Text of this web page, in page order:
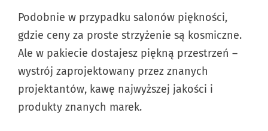
Podobnie w przypadku salonów piękności,
gdzie ceny za proste strzyżenie są kosmiczne.
Ale w pakiecie dostajesz piękną przestrzeń –
wystrój zaprojektowany przez znanych
projektantów, kawę najwyższej jakości i
produkty znanych marek.